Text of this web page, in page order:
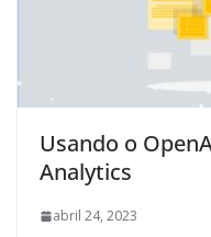
Usando o
Analytics
abril 24, 2023